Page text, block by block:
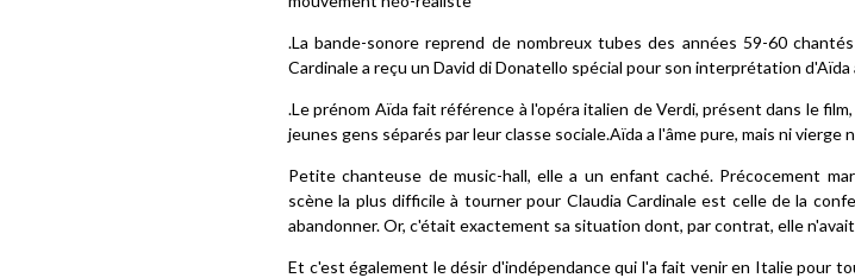
.La bande-sonore reprend de nombreux tubes des années 59-60
Cardinale a reçu un David di Donatello spécial pour son interprétation d'Aïda
.Le prénom Aïda fait référence à l'opéra italien de Verdi, présent dans le
jeunes gens séparés par leur classe sociale.Aïda a l'âme pure, mais ni vierge
Petite chanteuse de music-hall, elle a un enfant caché. Précocement
scène la plus difficile à tourner pour Claudia Cardinale est celle de la
abandonner. Or, c'était exactement sa situation dont, par contrat, elle
Et c'est également le désir d'indépendance qui l'a fait venir en Italie pour